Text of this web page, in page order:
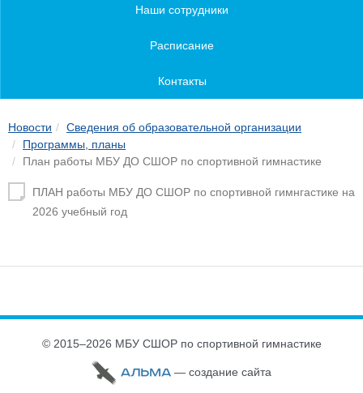
Наши сотрудники
Расписание
Контакты
Новости
Сведения об образовательной организации
Программы, планы
План работы МБУ ДО СШОР по спортивной гимнастике
ПЛАН работы МБУ ДО СШОР по спортивной гимнгастике на
2026 учебный год
© 2015–2026 МБУ СШОР по спортивной гимнастике
— cоздание сайта